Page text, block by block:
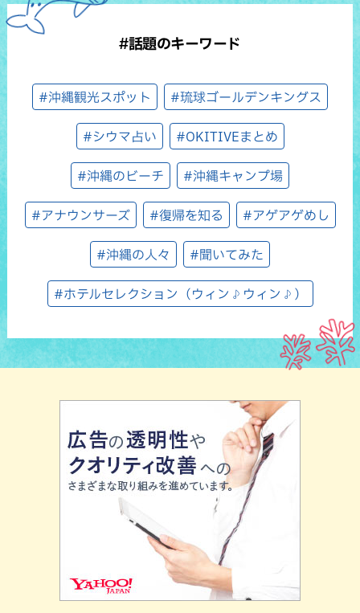
#話題のキーワード
#沖縄観光スポット #琉球ゴールデンキングス
#シウマ占い #OKITIVEまとめ
#沖縄のビーチ #沖縄キャンプ場
#アナウンサーズ #復帰を知る #アゲアゲめし
#沖縄の人々 #聞いてみた
#ホテルセレクション（ウィン♪ウィン♪）